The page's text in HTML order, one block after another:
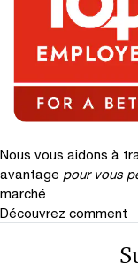
Nous vous aidons à
avantage pour vous
marché
Découvrez comment